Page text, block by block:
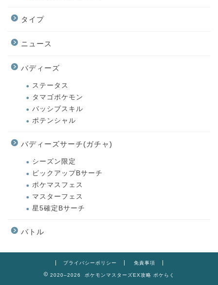
タイプ
ニュース
バディーズ
ステータス
タマゴポケモン
パッシブスキル
ポテンシャル
バディーズサーチ(ガチャ)
シーズン限定
ピックアップBサーチ
ポケマスフェス
マスターフェス
星5確定Bサーチ
バトル
プライバシーポリシー 免責事項
2020–2026 ポケモンマスターズEX攻略 ポケらく